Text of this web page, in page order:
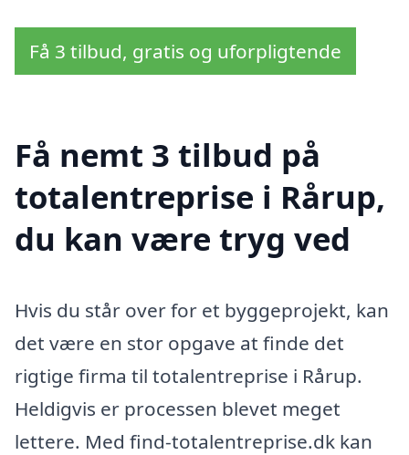
Få 3 tilbud, gratis og uforpligtende
Få nemt 3 tilbud på
totalentreprise i Rårup,
du kan være tryg ved
Hvis du står over for et byggeprojekt, kan
det være en stor opgave at finde det
rigtige firma til totalentreprise i Rårup.
Heldigvis er processen blevet meget
lettere. Med find-totalentreprise.dk kan